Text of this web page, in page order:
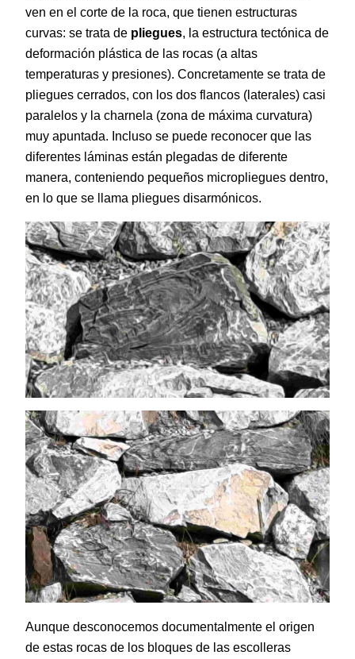
ven en el corte de la roca, que tienen estructuras
curvas: se trata de pliegues, la estructura tectónica de
deformación plástica de las rocas (a altas
temperaturas y presiones). Concretamente se trata de
pliegues cerrados, con los dos flancos (laterales) casi
paralelos y la charnela (zona de máxima curvatura)
muy apuntada. Incluso se puede reconocer que las
diferentes láminas están plegadas de diferente
manera, conteniendo pequeños micropliegues dentro,
en lo que se llama pliegues disarmónicos.
Aunque desconocemos documentalmente el origen
de estas rocas de los bloques de las escolleras